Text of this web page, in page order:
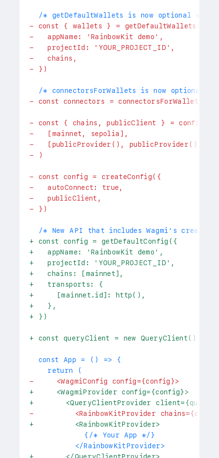
/* getDefaultWallets is now optional */
- const { wallets } = getDefaultWallets({
-
   appName: 'RainbowKit demo',
-
   projectId: 'YOUR_PROJECT_ID',
-
   chains,
- })
/* connectorsForWallets is now optional */
- const connectors =
- const { chains, publicClient } =
-
   [mainnet, sepolia],
-
   [publicProvider(), publicProvider()],
- )
- const config = createConfig({
-
   autoConnect: true,
-
   publicClient,
- })
/* New API that includes Wagmi's
+ const config = getDefaultConfig({
+
   appName: 'RainbowKit demo',
+
   projectId: 'YOUR_PROJECT_ID',
+
   chains: [mainnet],
+
   transports: {
+
     [mainnet.id]: http(),
+
   },
+ })
+ const queryClient = new QueryClient()
const App = () => {
   return (
-
     <WagmiConfig config={config}>
+
     <WagmiProvider config={config}>
+
<QueryClientProvider
-
<RainbowKitProvider
+
         <RainbowKitProvider>
           {/* Your App */}
         </RainbowKitProvider>